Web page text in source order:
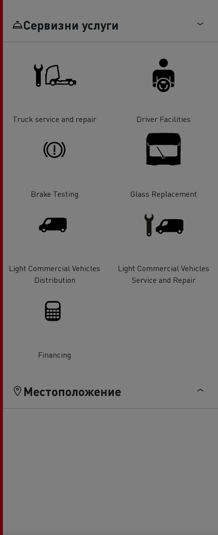
Сервизни услуги
Truck service and repair Driver Facilities
Brake Testing Glass Replacement
Light Commercial Vehicles
Distribution
Light Commercial Vehicles
Service and Repair
Financing
Местоположение